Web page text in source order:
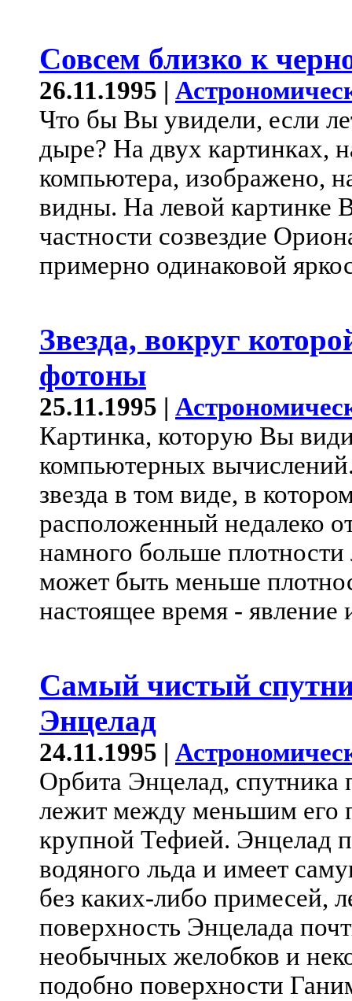
Совсем близко к
26.11.1995 |
Что бы Вы увидели, если
дыре? На двух картинках,
компьютера, изображено,
видны. На левой картинке
частности созвездие
примерно одинаковой
Звезда, вокруг
фотоны
25.11.1995 |
Картинка, которую Вы
компьютерных
звезда в том виде, в
расположенный недалеко
намного больше
может быть меньше
настоящее время - явление
Самый чистый
Энцелад
24.11.1995 |
Орбита Энцелад, спутника
лежит между меньшим его
крупной Тефией. Энцелад
водяного льда и имеет
без каких-либо примесей,
поверхность Энцелада
необычных желобков и
подобно поверхности